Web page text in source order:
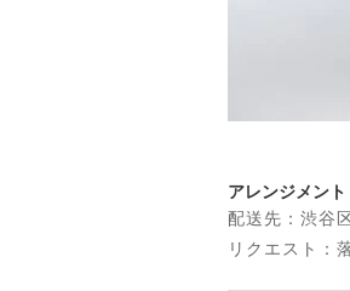
アレンジメント
配送先：渋谷
リクエスト：